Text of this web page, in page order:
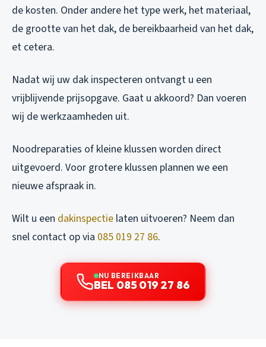
de kosten. Onder andere het type werk, het materiaal,
de grootte van het dak, de bereikbaarheid van het dak,
et cetera.
Nadat wij uw dak inspecteren ontvangt u een
vrijblijvende prijsopgave. Gaat u akkoord? Dan voeren
wij de werkzaamheden uit.
Noodreparaties of kleine klussen worden direct
uitgevoerd. Voor grotere klussen plannen we een
nieuwe afspraak in.
Wilt u een dakinspectie laten uitvoeren? Neem dan
snel contact op via 085 019 27 86.
NU BEREIKBAAR
BEL 085 019 27 86